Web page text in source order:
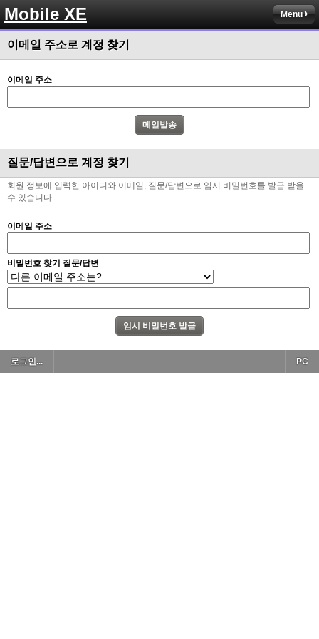
Mobile XE Menu
이메일 주소로 계정 찾기
이메일 주소
질문/답변으로 계정 찾기
회원 정보에 입력한 아이디와 이메일, 질문/답변으로 임시 비밀번호를 발급 받을
수 있습니다.
이메일 주소
비밀번호 찾기 질문/답변
로그인... PC